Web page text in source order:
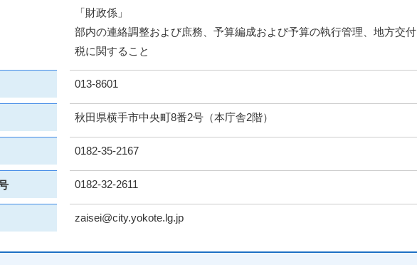
「財政係」
部内の連絡調整および庶務、予算編成および予算の執行管理、地方交付
税に関すること
013-8601
秋田県横手市中央町8番2号（本庁舎2階）
0182-35-2167
0182-32-2611
zaisei@city.yokote.lg.jp